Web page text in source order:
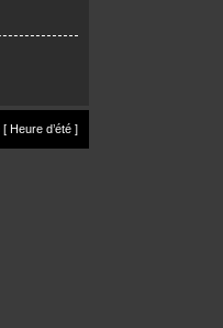
Heure d’été ]